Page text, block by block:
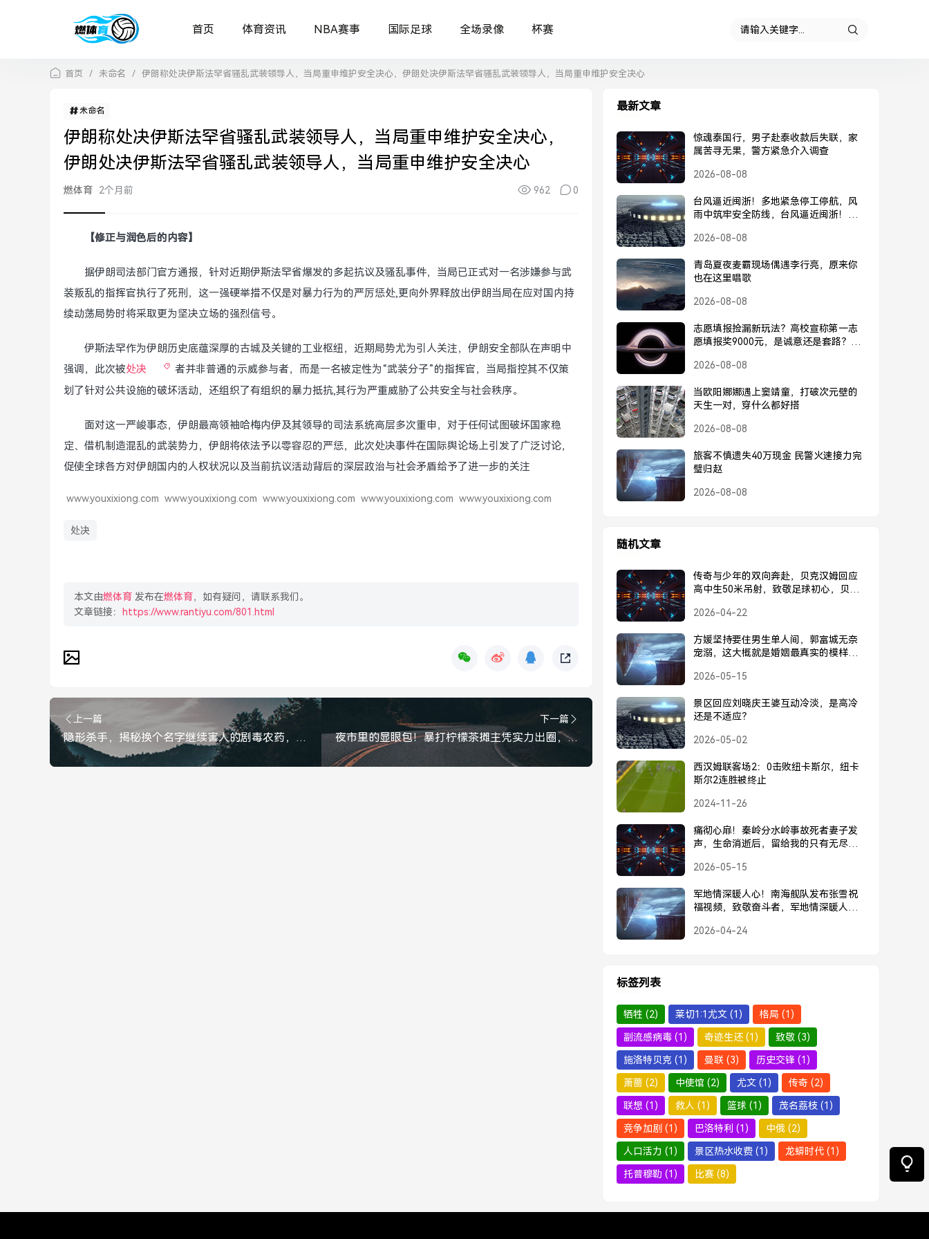
首页 体育资讯 NBA赛事 国际足球 全场录像 杯赛
首页 / 未命名 / 伊朗称处决伊斯法罕省骚乱武装领导人，当局重申维护安全决心，伊朗处决伊斯法罕省骚乱武装领导人，当局重申维护安全决心
未命名
伊朗称处决伊斯法罕省骚乱武装领导人，当局重申维护安全决心，
伊朗处决伊斯法罕省骚乱武装领导人，当局重申维护安全决心
燃体育 2个月前 962 0
【修正与润色后的内容】
据伊朗司法部门官方通报，针对近期伊斯法罕省爆发的多起抗议及骚乱事件，当局已正式对一名涉嫌参与武
装叛乱的指挥官执行了死刑，这一强硬举措不仅是对暴力行为的严厉惩处,更向外界释放出伊朗当局在应对国内持
续动荡局势时将采取更为坚决立场的强烈信号。
伊斯法罕作为伊朗历史底蕴深厚的古城及关键的工业枢纽，近期局势尤为引人关注，伊朗安全部队在声明中
强调，此次被处决
者并非普通的示威参与者，而是一名被定性为“武装分子”的指挥官，当局指控其不仅策
划了针对公共设施的破坏活动，还组织了有组织的暴力抵抗,其行为严重威胁了公共安全与社会秩序。
面对这一严峻事态，伊朗最高领袖哈梅内伊及其领导的司法系统高层多次重申，对于任何试图破坏国家稳
定、借机制造混乱的武装势力，伊朗将依法予以零容忍的严惩，此次处决事件在国际舆论场上引发了广泛讨论，
促使全球各方对伊朗国内的人权状况以及当前抗议活动背后的深层政治与社会矛盾给予了进一步的关注
www.youxixiong.com www.youxixiong.com www.youxixiong.com www.youxixiong.com www.youxixiong.com
处决
本文由燃体育 发布在燃体育，如有疑问，请联系我们。
文章链接：
https://www.rantiyu.com/801.html
上一篇
隐形杀手，揭秘换个名字继续害人的剧毒农药，揭秘换马甲的剧毒农药，隐形杀手依然在作祟
下一篇
夜市里的显眼包！暴打柠檬茶摊主凭实力出圈，秒变全城孩子王，夜市里的显眼包！暴打柠檬茶摊主凭实力出圈，秒变全城孩子王
最新文章
惊魂泰国行，男子赴泰收款后失联，家
属苦寻无果，警方紧急介入调查
2026-08-08
台风逼近闽浙！多地紧急停工停航，风
雨中筑牢安全防线，台风逼近闽浙！多
2026-08-08
青岛夏夜麦霸现场偶遇李行亮，原来你
也在这里唱歌
2026-08-08
志愿填报捡漏新玩法？高校宣称第一志
愿填报奖9000元，是诚意还是套路？高
套路？
2026-08-08
当欧阳娜娜遇上窦靖童，打破次元壁的
天生一对，穿什么都好搭
2026-08-08
旅客不慎遗失40万现金 民警火速接力完
璧归赵
2026-08-08
随机文章
传奇与少年的双向奔赴，贝克汉姆回应
高中生50米吊射，致敬足球初心，贝克
心
2026-04-22
方媛坚持要住男生单人间，郭富城无奈
宠溺，这大概就是婚姻最真实的模样，
溺，这便是婚姻最真实的模样
2026-05-15
景区回应刘晓庆王婆互动冷淡，是高冷
还是不适应？
2026-05-02
西汉姆联客场2：0击败纽卡斯尔，纽卡
斯尔2连胜被终止
2024-11-26
痛彻心扉！秦岭分水岭事故死者妻子发
声，生命消逝后，留给我的只有无尽的
声，生命消逝后，留给我的只有无尽的
2026-05-15
军地情深暖人心！南海舰队发布张雪祝
福视频，致敬奋斗者，军地情深暖人
2026-04-24
标签列表
牺牲 (2) 莱切1:1尤文 (1) 格局 (1)
副流感病毒 (1) 奇迹生还 (1) 致敬 (3)
施洛特贝克 (1) 曼联 (3) 历史交锋 (1)
萧蔷 (2) 中使馆 (2) 尤文 (1) 传奇 (2)
联想 (1) 救人 (1) 篮球 (1) 茂名荔枝 (1)
竞争加剧 (1) 巴洛特利 (1) 中俄 (2)
人口活力 (1) 景区热水收费 (1) 龙蟒时代 (1)
托普穆勒 (1) 比赛 (8)